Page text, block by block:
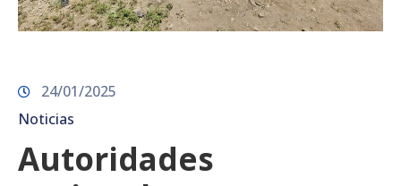
24/01/2025
Noticias
Autoridades